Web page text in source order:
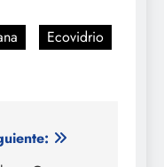
Ecovidrio